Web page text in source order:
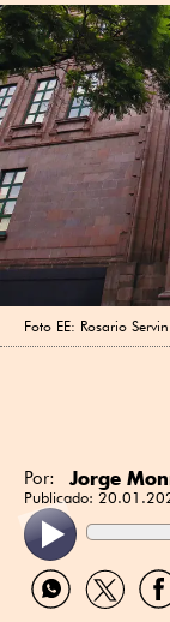
Foto EE: Rosario Servin
Por: Jorge
Publicado:
Compartir
por
Compartir
por
por